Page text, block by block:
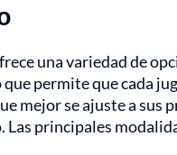
una variedad de
permite que cada
mejor se ajuste a sus
Las principales